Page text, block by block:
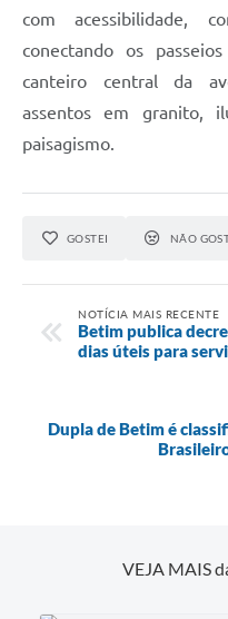
com acessibilidade,
conectando os
canteiro central da
assentos em granito,
paisagismo.
GOSTEI NÃO
NOTÍCIA MAIS RECENTE
Betim publica
dias úteis para
Dupla de Betim é
VEJA MAIS